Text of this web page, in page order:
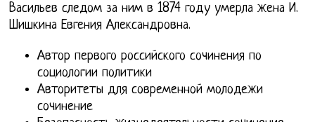
Васильев следом за ним в 1874 году умерла жена И.
Шишкина Евгения Александровна.
Автор первого российского сочинения по
социологии политики
Авторитеты для современной молодежи
сочинение